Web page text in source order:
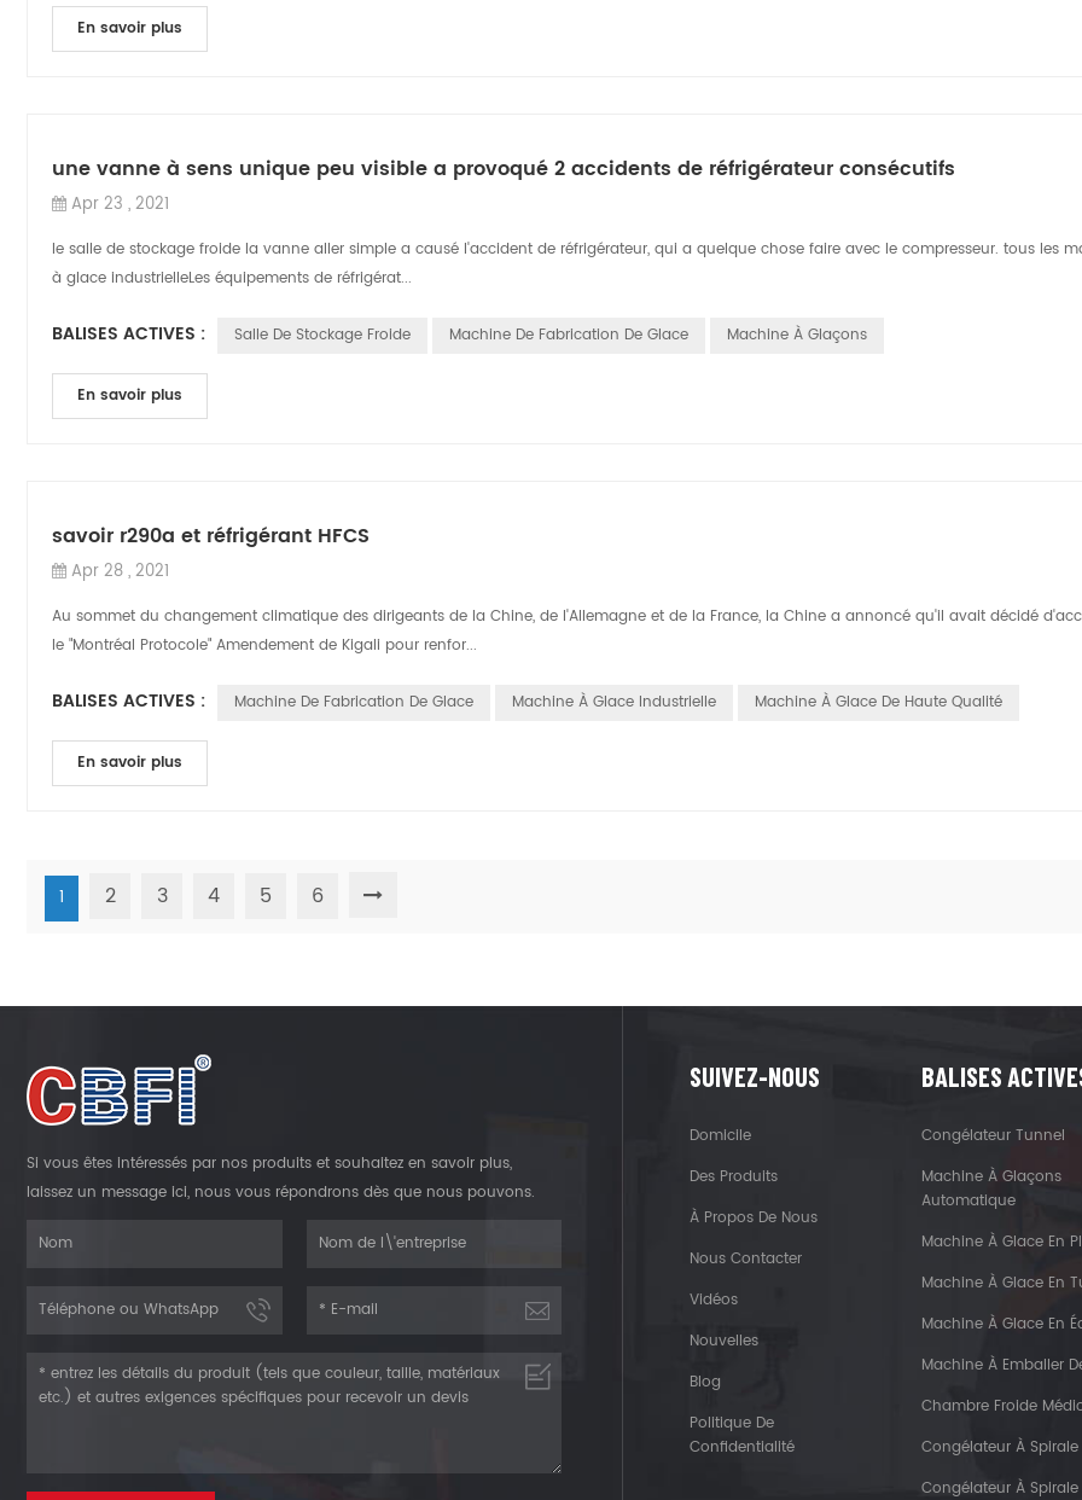
En savoir plus
une vanne à sens unique peu visible a provoqué 2 accidents de réfrigérateur consécutifs
Apr 23 , 2021
le salle de stockage froide la vanne aller simple a causé l'accident de réfrigérateur, qui a quelque chose faire avec le compresseur. tous les
à glace industrielleLes équipements de réfrigérat...
BALISES ACTIVES : Salle De Stockage Froide Machine De Fabrication De Glace Machine À Glaçons
En savoir plus
savoir r290a et réfrigérant HFCS
Apr 28 , 2021
Au sommet du changement climatique des dirigeants de la Chine, de l'Allemagne et de la France, la Chine a annoncé qu'il avait décidé
le "Montréal Protocole" Amendement de Kigali pour renfor...
BALISES ACTIVES : Machine De Fabrication De Glace Machine À Glace Industrielle Machine À Glace De Haute Qualité
En savoir plus
1 2 3 4 5 6
Si vous êtes intéressés par nos produits et souhaitez en savoir plus,
laissez un message ici, nous vous répondrons dès que nous pouvons.
SUIVEZ-NOUS
Domicile
Des Produits
À Propos De Nous
Nous Contacter
Vidéos
Nouvelles
Blog
Politique De
Confidentialité
BALISES
Congélateur Tunnel
Machine À Glaçons
Automatique
Machine À Glace En
Machine À Glace En
Machine À Glace En
Machine À Emballer
Chambre Froide
Congélateur À Spirale
Congélateur À Spirale